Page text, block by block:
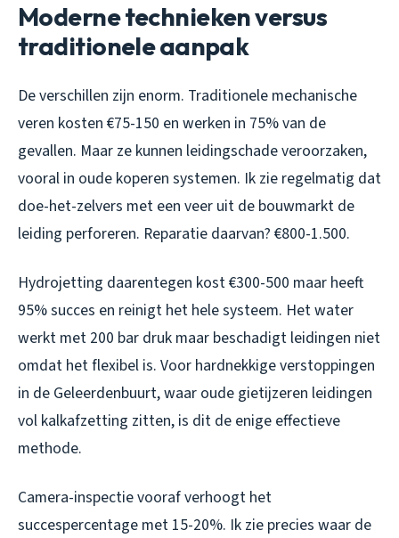
Moderne technieken versus
traditionele aanpak
De verschillen zijn enorm. Traditionele mechanische
veren kosten €75-150 en werken in 75% van de
gevallen. Maar ze kunnen leidingschade veroorzaken,
vooral in oude koperen systemen. Ik zie regelmatig dat
doe-het-zelvers met een veer uit de bouwmarkt de
leiding perforeren. Reparatie daarvan? €800-1.500.
Hydrojetting daarentegen kost €300-500 maar heeft
95% succes en reinigt het hele systeem. Het water
werkt met 200 bar druk maar beschadigt leidingen niet
omdat het flexibel is. Voor hardnekkige verstoppingen
in de Geleerdenbuurt, waar oude gietijzeren leidingen
vol kalkafzetting zitten, is dit de enige effectieve
methode.
Camera-inspectie vooraf verhoogt het
succespercentage met 15-20%. Ik zie precies waar de